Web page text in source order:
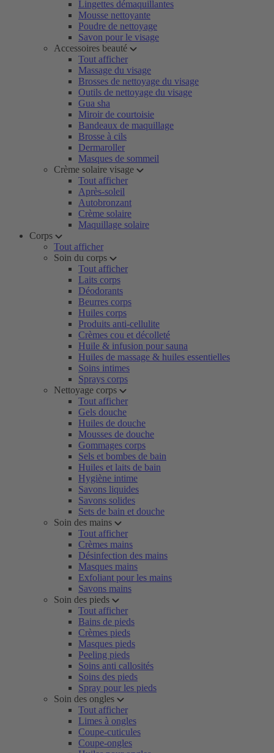
Lingettes démaquillantes
Mousse nettoyante
Poudre de nettoyage
Savon pour le visage
Accessoires beauté
Tout afficher
Massage du visage
Brosses de nettoyage du visage
Outils de nettoyage du visage
Gua sha
Miroir de courtoisie
Bandeaux de maquillage
Brosse à cils
Dermaroller
Masques de sommeil
Crème solaire visage
Tout afficher
Après-soleil
Autobronzant
Crème solaire
Maquillage solaire
Corps
Tout afficher
Soin du corps
Tout afficher
Laits corps
Déodorants
Beurres corps
Huiles corps
Produits anti-cellulite
Crèmes cou et décolleté
Huile & infusion pour sauna
Huiles de massage & huiles essentielles
Soins intimes
Sprays corps
Nettoyage corps
Tout afficher
Gels douche
Huiles de douche
Mousses de douche
Gommages corps
Sels et bombes de bain
Huiles et laits de bain
Hygiène intime
Savons liquides
Savons solides
Sets de bain et douche
Soin des mains
Tout afficher
Crèmes mains
Désinfection des mains
Masques mains
Exfoliant pour les mains
Savons mains
Soin des pieds
Tout afficher
Bains de pieds
Crèmes pieds
Masques pieds
Peeling pieds
Soins anti callosités
Soins des pieds
Spray pour les pieds
Soin des ongles
Tout afficher
Limes à ongles
Coupe-cuticules
Coupe-ongles